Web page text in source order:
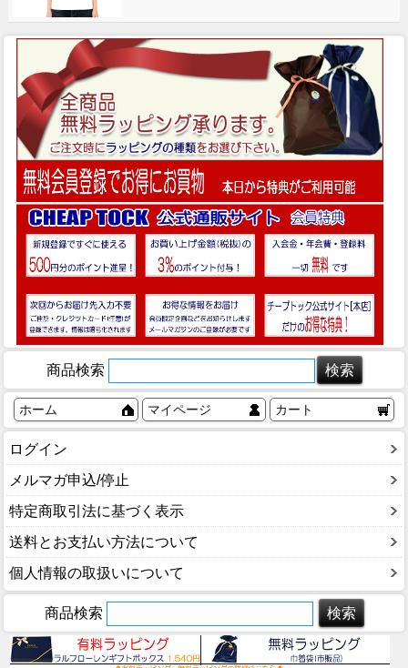
商品検索
ホーム マイページ カート
ログイン
メルマガ申込/停止
特定商取引法に基づく表示
送料とお支払い方法について
個人情報の取扱いについて
商品検索